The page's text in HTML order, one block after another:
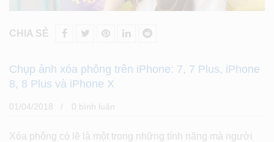
CHIA SẺ
Chụp ảnh xóa phông trên iPhone: 7, 7 Plus, iPhone
8, 8 Plus và iPhone X
01/04/2018 0 bình luân
Xóa phông có lẽ là một trong những tính năng mà người